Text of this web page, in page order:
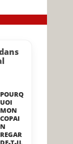
POURQ
UOI
MON
COPAI
N
REGAR